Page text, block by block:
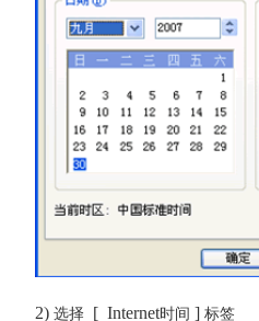
2) 选择 [ Internet时间 ] 标签